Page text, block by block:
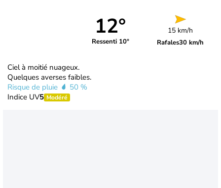
12°
Ressenti 10°
15 km/h
Rafales30 km/h
Ciel à moitié nuageux.
Quelques averses faibles.
Risque de pluie
50 %
Indice UV5 Modéré